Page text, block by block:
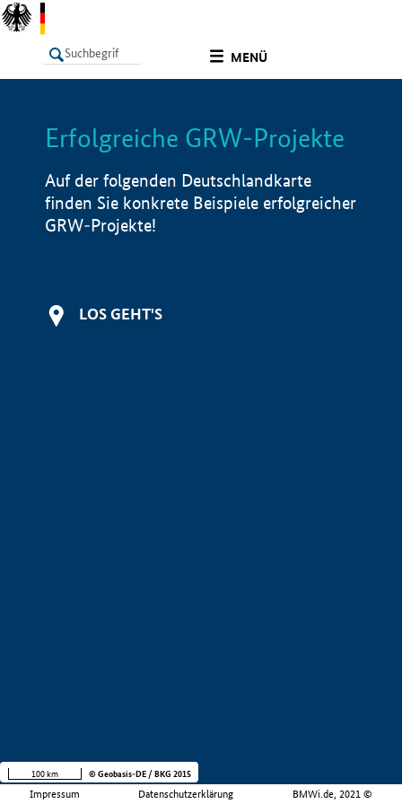
MENÜ
LISTE Info
Erfolgreiche GRW-Projekte
Auf der folgenden Deutschlandkarte
finden Sie konkrete Beispiele erfolgreicher
GRW-Projekte!
LOS GEHT'S
Impressum Datenschutzerklärung BMWi.de, 2021 ©
100 km © Geobasis-DE / BKG 2015